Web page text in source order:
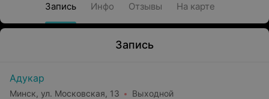
Запись Инфо Отзывы На карте
Запись
Адукар
Минск, ул. Московская, 13 Выходной